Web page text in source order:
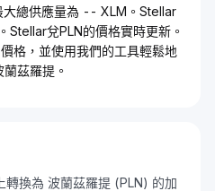
大總供應量為 -- XLM。Stellar
Stellar兌PLN的價格實時更新。
格，並使用我們的工具輕鬆地
茲羅提。
換為 波蘭茲羅提 (PLN) 的加